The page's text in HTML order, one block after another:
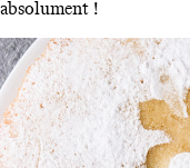
absolument !